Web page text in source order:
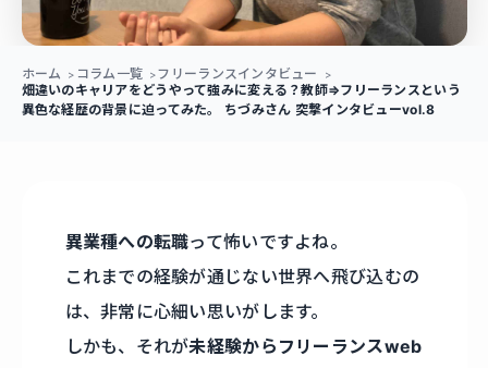
ホーム コラム一覧
フリーランスインタビュー
畑違いのキャリアをどうやって強みに変える？教師⇒フリーランスという
異色な経歴の背景に迫ってみた。 ちづみさん 突撃インタビューvol.8
異業種への転職って怖いですよね。
これまでの経験が通じない世界へ飛び込むの
は、非常に心細い思いがします。
しかも、それが未経験からフリーランスweb